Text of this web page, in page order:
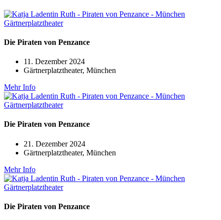
Die Piraten von Penzance
11. Dezember 2024
Gärtnerplatztheater, München
Mehr Info
Die Piraten von Penzance
21. Dezember 2024
Gärtnerplatztheater, München
Mehr Info
Die Piraten von Penzance